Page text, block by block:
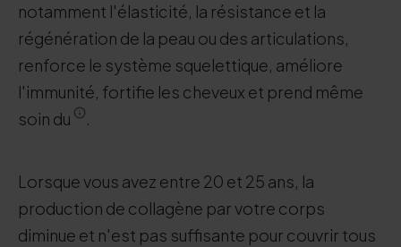
notamment l'élasticité, la résistance et la
régénération de la peau ou des articulations,
renforce le système squelettique, améliore
l'immunité, fortifie les cheveux et prend même
soin du
.
Lorsque vous avez entre 20 et 25 ans, la
production de collagène par votre corps
diminue et n'est pas suffisante pour couvrir tous